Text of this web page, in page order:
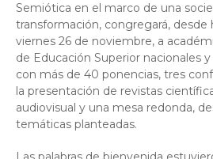
Semiótica en el marco de una
transformación, congregará, desde
viernes 26 de noviembre, a
de Educación Superior nacionales
con más de 40 ponencias, tres
la presentación de revistas
audiovisual y una mesa redonda,
temáticas planteadas.